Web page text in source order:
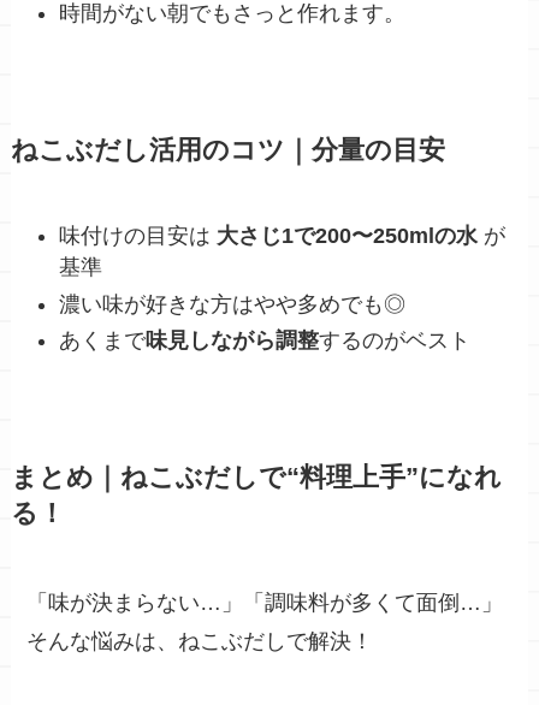
時間がない朝でもさっと作れます。
ねこぶだし活用のコツ｜分量の目安
味付けの目安は 大さじ1で200〜250mlの水 が
基準
濃い味が好きな方はやや多めでも◎
あくまで味見しながら調整するのがベスト
まとめ｜ねこぶだしで“料理上手”になれ
る！
「味が決まらない…」「調味料が多くて面倒…」
そんな悩みは、ねこぶだしで解決！